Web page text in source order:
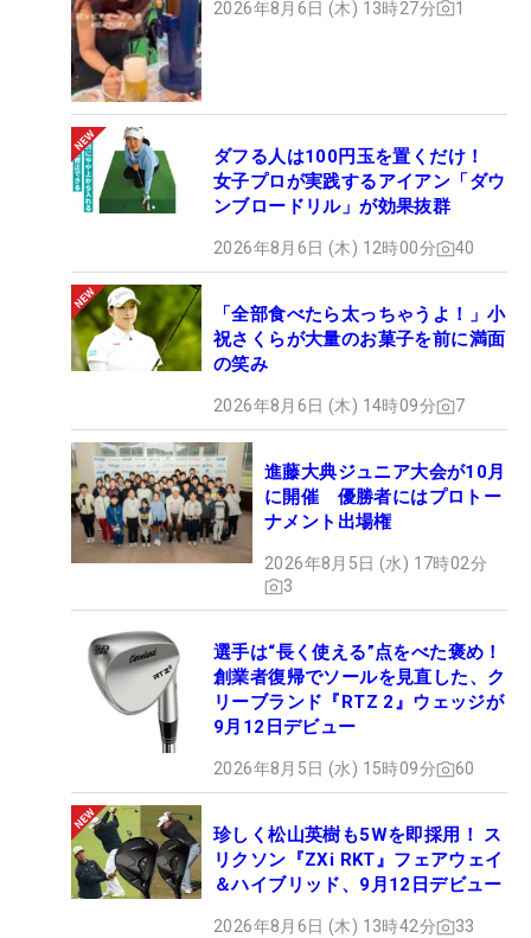
2026年8月6日 (木) 13時27分 1
ダフる人は100円玉を置くだけ！
女子プロが実践するアイアン「ダウ
ンブロードリル」が効果抜群
2026年8月6日 (木) 12時00分 40
「全部食べたら太っちゃうよ！」小
祝さくらが大量のお菓子を前に満面
の笑み
2026年8月6日 (木) 14時09分 7
進藤大典ジュニア大会が10月
に開催 優勝者にはプロトー
ナメント出場権
2026年8月5日 (水) 17時02分
3
選手は“長く使える”点をべた褒め！
創業者復帰でソールを見直した、ク
リーブランド『RTZ 2』ウェッジが
9月12日デビュー
2026年8月5日 (水) 15時09分 60
珍しく松山英樹も5Wを即採用！ ス
リクソン『ZXi RKT』フェアウェイ
＆ハイブリッド、9月12日デビュー
2026年8月6日 (木) 13時42分 33